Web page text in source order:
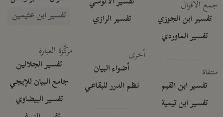
جمع الأقوال
تفسير ابن الجوزي
تفسير الماوردي
منتقاة
تفسير ابن القيم
تفسير ابن تيمية
تفسير الرازي
أخرى
أضواء البيان
نظم الدرر للبقاعي
تفسير ابن عثيمين
مركَّزة العبارة
تفسير الجلالين
جامع البيان للإيجي
تفسير البيضاوي